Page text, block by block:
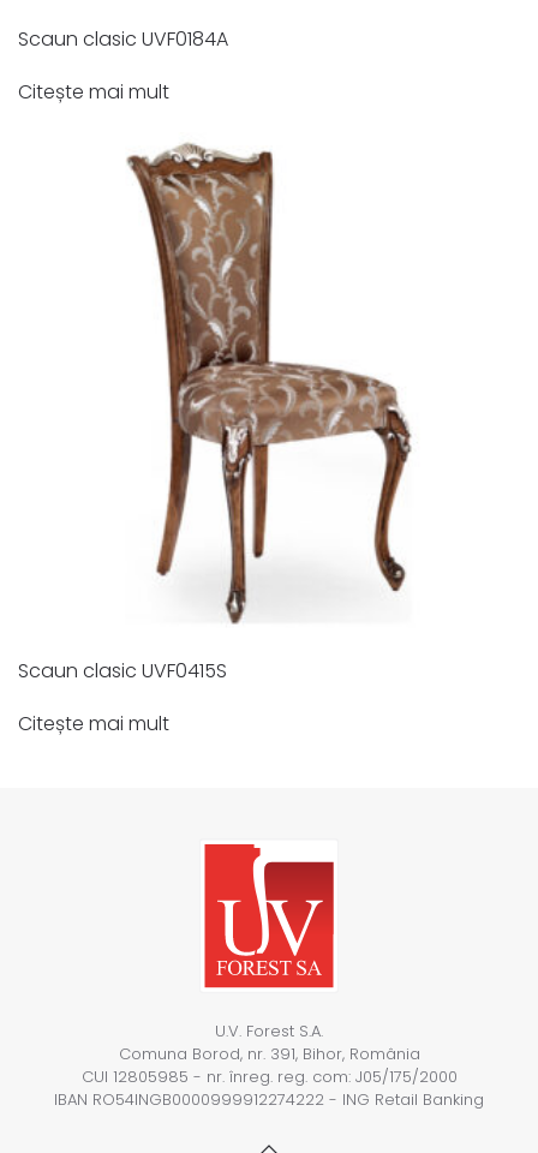
Scaun clasic UVF0184A
Citește mai mult
Scaun clasic UVF0415S
Citește mai mult
U.V. Forest S.A.
Comuna Borod, nr. 391, Bihor, România
CUI 12805985 - nr. înreg. reg. com: J05/175/2000
IBAN RO54INGB0000999912274222 - ING Retail Banking